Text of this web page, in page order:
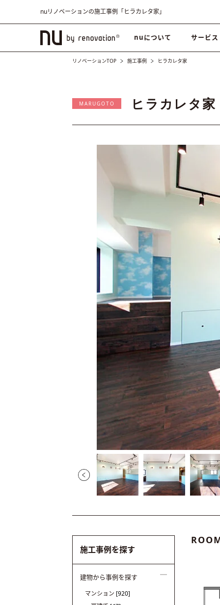
nuリノベーションの施工事例「ヒラカレタ家」
nuについて サービス
リノベーションTOP 施工事例 ヒラカレタ家
MARUGOTO ヒラカレタ家
施工事例を探す
建物から事例を探す
マンション [920]